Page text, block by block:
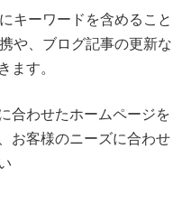
キーワードを含めること
や、ブログ記事の更新な
ます。
合わせたホームページを
お客様のニーズに合わせ